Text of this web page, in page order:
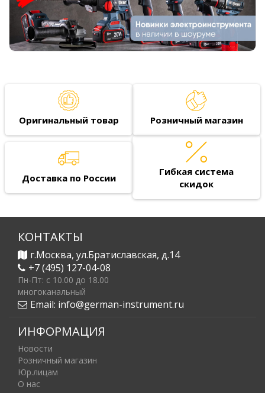
Оригинальный товар Розничный магазин
Доставка по России
Гибкая система
скидок
КОНТАКТЫ
г.Москва, ул.Братиславская, д.14
+7 (495) 127-04-08
Пн-Пт: c 10.00 до 18.00
многоканальный
Email: info@german-instrument.ru
ИНФОРМАЦИЯ
Новости
Розничный магазин
Юр.лицам
О нас